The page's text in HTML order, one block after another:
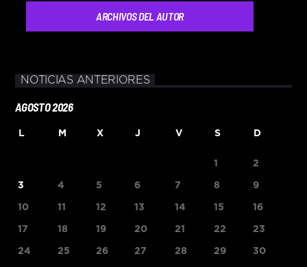
ARCHIVOS DEL AUTOR
NOTICIAS ANTERIORES
AGOSTO 2026
L M X J V S D
1 2
3 4 5 6 7 8 9
10 11 12 13 14 15 16
17 18 19 20 21 22 23
24 25 26 27 28 29 30